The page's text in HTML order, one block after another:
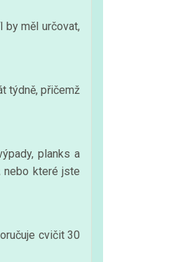
by měl určovat,
týdně, přičemž
planks a
nebo které jste
cvičit 30